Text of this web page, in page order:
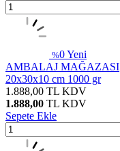
%0Yeni
AMBALAJ MAĞAZASI
20x30x10 cm 1000 gr
1.888,00 TL KDV
1.888,00 TL KDV
Sepete Ekle